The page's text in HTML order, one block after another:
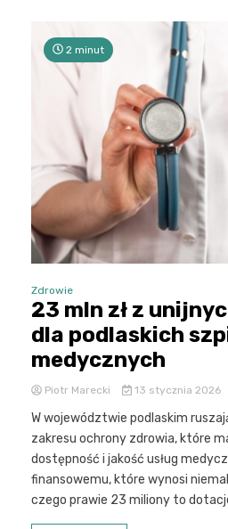
2 minut
Zdrowie
23 mln zł z
dla podlaskich
medycznych
Piotr Marecki 13 stycznia 2026
W województwie podlaskim
zakresu ochrony zdrowia, które
dostępność i jakość usług
finansowemu, które wynosi
czego prawie 23 miliony to